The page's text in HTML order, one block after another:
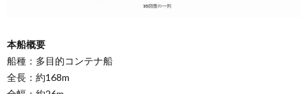
本船概要
船種：多目的コンテナ船
全長：約168m